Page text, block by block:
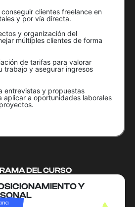
clientes freelance en
y por vía directa.
y organización del
múltiples clientes de forma
de tarifas para valorar
trabajo y asegurar ingresos
entrevistas y propuestas
aplicar a oportunidades laborales
DEL CURSO
Y